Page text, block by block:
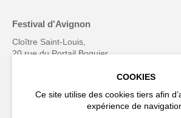
Festival d'Avignon
Cloître Saint-Louis,
20 rue du Portail Boquier,
+33 (0)4 90 27 66 50
COOKIES
Ce site utilise des cookies tiers afin
expérience de